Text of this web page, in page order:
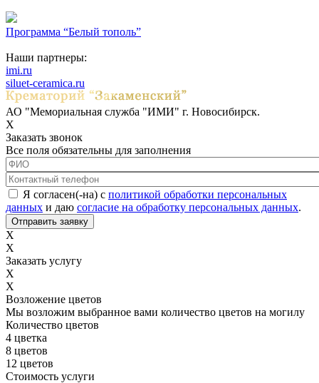
Программа “Белый тополь”
Наши партнеры:
imi.ru
siluet-ceramica.ru
АО "Мемориальная служба "ИМИ" г. Новосибирск.
X
Заказать звонок
Все поля обязательны для заполнения
ФИО
Контактный телефон
Соглашение с обработкой данных*
Я согласен(-на) с политикой обработки персональных
данных и даю согласие на обработку персональных данных.
X
X
Заказать услугу
X
X
Возложение цветов
Мы возложим выбранное вами количество цветов на могилу
Количество цветов
4 цветка
8 цветов
12 цветов
Стоимость услуги